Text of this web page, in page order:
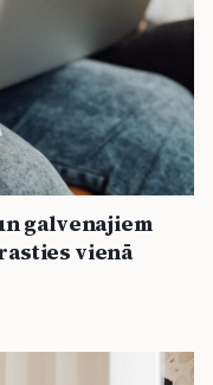
galvenajiem
vienā